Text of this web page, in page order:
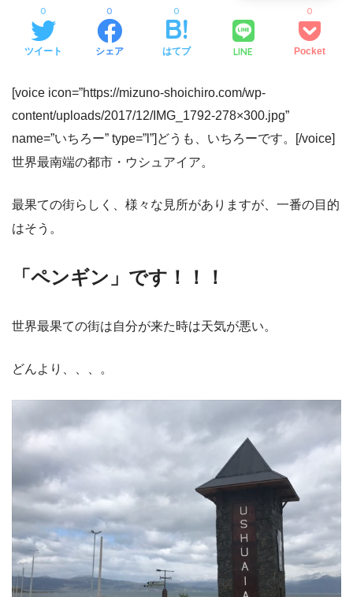
ツイート
0
シェア
0
はてブ
0
LINE Pocket
0
[voice icon=”https://mizuno-shoichiro.com/wp-
content/uploads/2017/12/IMG_1792-278×300.jpg”
name=”いちろー” type=”l”]どうも、いちろーです。[/voice]
世界最南端の都市・ウシュアイア。
最果ての街らしく、様々な見所がありますが、一番の目的
はそう。
「ペンギン」です！！！
世界最果ての街は自分が来た時は天気が悪い。
どんより、、、。